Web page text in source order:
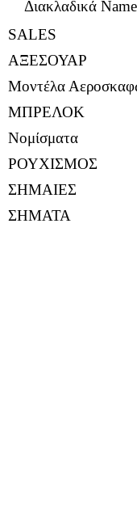
Διακλαδικά
SALES
ΑΞΕΣΟΥΑΡ
Μοντέλα
ΜΠΡΕΛΟΚ
Νομίσματα
ΡΟΥΧΙΣΜΟΣ
ΣΗΜΑΙΕΣ
ΣΗΜΑΤΑ